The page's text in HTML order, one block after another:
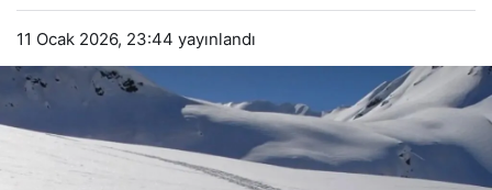
11 Ocak 2026, 23:44 yayınlandı
tatil mi?
Kocaeli
Valiliği’nd